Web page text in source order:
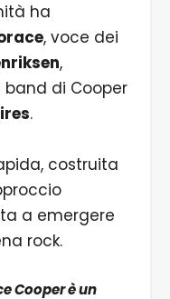
ha
, voce dei
,
di Cooper
.
costruita
a emergere
rock.
Cooper è un